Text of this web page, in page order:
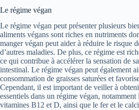
Le régime végan
Le régime végan peut présenter plusieurs
aliments végans sont riches en nutriments
manger végan peut aider à réduire le risque
d’autres maladies. De plus, ce régime est
ce qui contribue à accélérer la sensation de
intestinal. Le régime végan peut également
consommation de graisses saturées et
Cependant, il est important de veiller à
essentiels dans un régime végan, notamment
vitamines B12 et D, ainsi que le fer et le